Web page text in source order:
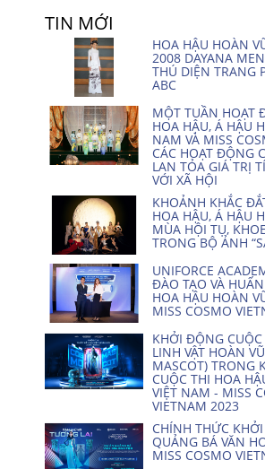
TIN MỚI
HOA HẬU HOÀN
2008 DAYANA
THÚ DIỆN TRANG
ABC
MỘT TUẦN HOẠT
HOA HẬU, Á HẬU
NAM VÀ MISS
CÁC HOẠT ĐỘNG
LAN TỎA GIÁ TRỊ
VỚI XÃ HỘI
KHOẢNH KHẮC
HOA HẬU, Á HẬU
MÙA HỘI TỤ,
TRONG BỘ ẢNH
UNIFORCE
ĐÀO TẠO VÀ
HOA HẬU HOÀN
MISS COSMO
KHỞI ĐỘNG CUỘC
LINH VẬT HOÀN
MASCOT) TRONG
CUỘC THI HOA
VIỆT NAM - MISS
VIETNAM 2023
CHÍNH THỨC
QUẢNG BÁ VĂN
MISS COSMO